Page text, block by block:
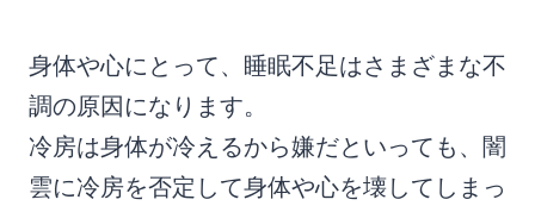
身体や心にとって、睡眠不足はさまざまな不
調の原因になります。
冷房は身体が冷えるから嫌だといっても、闇
雲に冷房を否定して身体や心を壊してしまっ